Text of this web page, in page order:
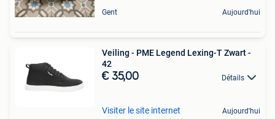
Gent Aujourd'hui
Veiling - PME Legend Lexing-T Zwart -
42
€ 35,00 Détails
Visiter le site internet Aujourd'hui